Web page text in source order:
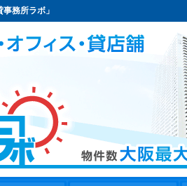
務所ラボ」